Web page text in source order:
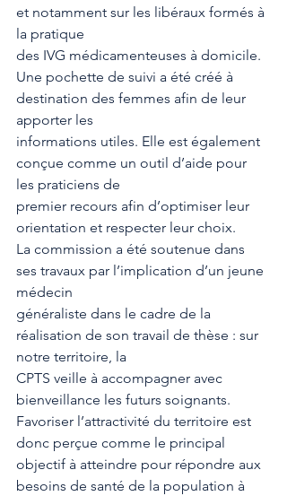
et notamment sur les libéraux formés à
la pratique
des IVG médicamenteuses à domicile.
Une pochette de suivi a été créé à
destination des femmes afin de leur
apporter les
informations utiles. Elle est également
conçue comme un outil d’aide pour
les praticiens de
premier recours afin d’optimiser leur
orientation et respecter leur choix.
La commission a été soutenue dans
ses travaux par l’implication d’un jeune
médecin
généraliste dans le cadre de la
réalisation de son travail de thèse : sur
notre territoire, la
CPTS veille à accompagner avec
bienveillance les futurs soignants.
Favoriser l’attractivité du territoire est
donc perçue comme le principal
objectif à atteindre pour répondre aux
besoins de santé de la population à